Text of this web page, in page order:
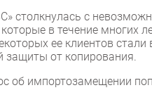
столкнулась с
в течение многих
ее клиентов
защиты от копирования.
об импортозамещении